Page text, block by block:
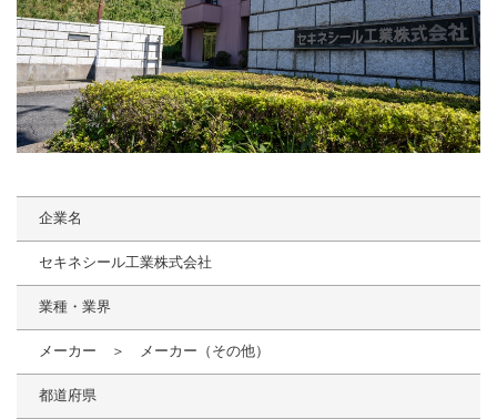
企業名
セキネシール工業株式会社
業種・業界
メーカー ＞ メーカー（その他）
都道府県